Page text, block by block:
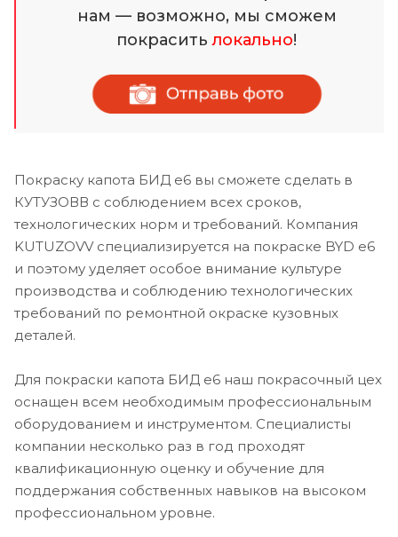
нам — возможно, мы сможем
покраситьлокально!
Покраску капота БИД е6 вы сможете сделать в
КУТУЗОВВ с соблюдением всех сроков,
технологических норм и требований. Компания
KUTUZOVV специализируется на покраске BYD e6
и поэтому уделяет особое внимание культуре
производства и соблюдению технологических
требований по ремонтной окраске кузовных
деталей.
Для покраски капота БИД е6 наш покрасочный цех
оснащен всем необходимым профессиональным
оборудованием и инструментом. Специалисты
компании несколько раз в год проходят
квалификационную оценку и обучение для
поддержания собственных навыков на высоком
профессиональном уровне.